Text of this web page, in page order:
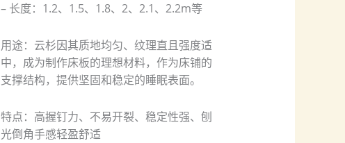
– 长度：1.2、1.5、1.8、2、2.1、2.2m等
用途：云杉因其质地均匀、纹理直且强度适
中，成为制作床板的理想材料，作为床铺的
支撑结构，提供坚固和稳定的睡眠表面。
特点：高握钉力、不易开裂、稳定性强、刨
光倒角手感轻盈舒适